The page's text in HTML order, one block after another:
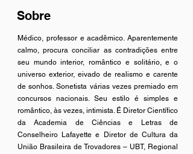
Sobre
Médico, professor e acadêmico. Aparentemente
calmo, procura conciliar as contradições entre
seu mundo interior, romântico e solitário, e o
universo exterior, eivado de realismo e carente
de sonhos. Sonetista várias vezes premiado em
concursos nacionais. Seu estilo é simples e
romântico, às vezes, intimista. É Diretor Científico
da Academia de Ciências e Letras de
Conselheiro Lafayette e Diretor de Cultura da
União Brasileira de Trovadores – UBT, Regional